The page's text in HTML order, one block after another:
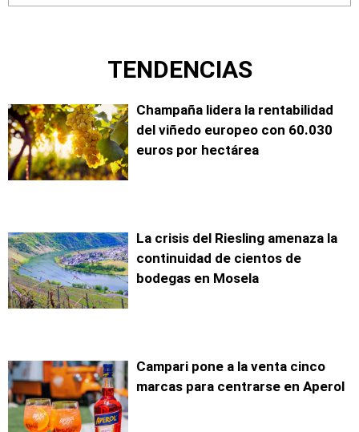
TENDENCIAS
Champaña lidera la rentabilidad
del viñedo europeo con 60.030
euros por hectárea
La crisis del Riesling amenaza la
continuidad de cientos de
bodegas en Mosela
Campari pone a la venta cinco
marcas para centrarse en Aperol